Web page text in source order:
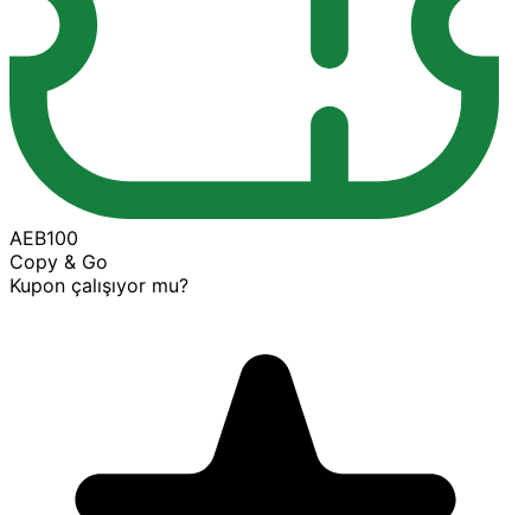
AEB100
Copy & Go
Kupon çalışıyor mu?